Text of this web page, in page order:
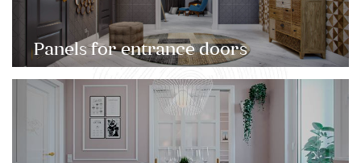
Panels for entrance doors